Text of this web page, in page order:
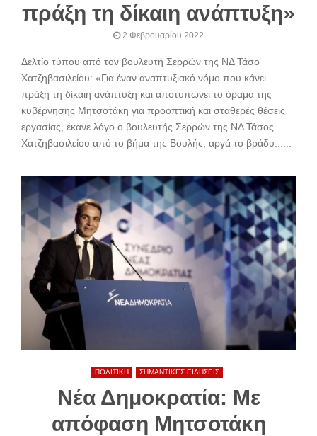
πράξη τη δίκαιη ανάπτυξη»
2 Φεβρουαρίου 2022
Δελτίο τύπου από τον βουλευτή Σερρών της ΝΔ Τάσο
Χατζηβασιλείου: «Για έναν αναπτυξιακό νόμο που κάνει
πράξη τη δίκαιη ανάπτυξη και αποτυπώνει το όραμα της
κυβέρνησης Μητσοτάκη για προοπτική και σταθερές θέσεις
εργασίας, έκανε λόγο ο βουλευτής Σερρών της ΝΔ Τάσος
Χατζηβασιλείου από το βήμα της Βουλής, αργά το βράδυ......
ΠΟΛΙΤΙΚΗ ΣΗΜΑΝΤΙΚΕΣ ΕΙΔΗΣΕΙΣ
Νέα Δημοκρατία: Με
απόφαση Μητσοτάκη